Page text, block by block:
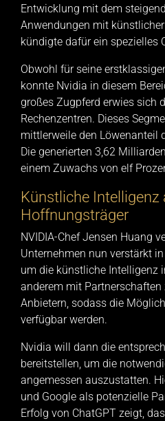
Entwicklung mit dem
Anwendungen mit
kündigte dafür ein spezielles
Obwohl für seine
konnte Nvidia in diesem
großes Zugpferd erwies sich
Rechenzentren. Dieses
mittlerweile den Löwenanteil
Die generierten 3,62
einem Zuwachs von elf
Künstliche Intelligenz
Hoffnungsträger
NVIDIA-Chef Jensen Huang
Unternehmen nun verstärkt
um die künstliche Intelligenz
anderem mit Partnerschaften
Anbietern, sodass die
verfügbar werden.
Nvidia will dann die
bereitstellen, um die
angemessen auszustatten.
und Google als potenzielle
Erfolg von ChatGPT zeigt,